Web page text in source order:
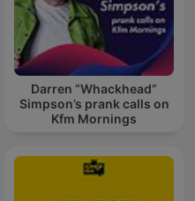
Darren “Whackhead”
Simpson’s prank calls on
Kfm Mornings